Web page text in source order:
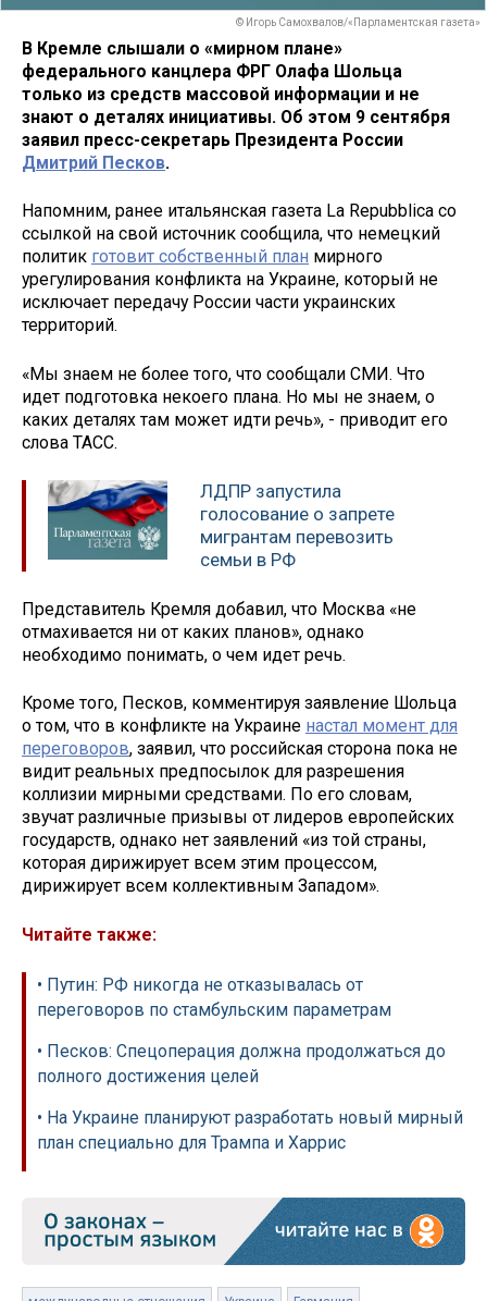
© Игорь Самохвалов/«Парламентская газета»
В Кремле слышали о «мирном плане»
федерального канцлера ФРГ Олафа Шольца
только из средств массовой информации и не
знают о деталях инициативы. Об этом 9 сентября
заявил пресс-секретарь Президента России
Дмитрий Песков.
Напомним, ранее итальянская газета La Repubblica со
ссылкой на свой источник сообщила, что немецкий
политик готовит собственный план мирного
урегулирования конфликта на Украине, который не
исключает передачу России части украинских
территорий.
«Мы знаем не более того, что сообщали СМИ. Что
идет подготовка некоего плана. Но мы не знаем, о
каких деталях там может идти речь», - приводит его
слова ТАСС.
ЛДПР запустила
голосование о запрете
мигрантам перевозить
семьи в РФ
Представитель Кремля добавил, что Москва «не
отмахивается ни от каких планов», однако
необходимо понимать, о чем идет речь.
Кроме того, Песков, комментируя заявление Шольца
о том, что в конфликте на Украине настал момент для
переговоров, заявил, что российская сторона пока не
видит реальных предпосылок для разрешения
коллизии мирными средствами. По его словам,
звучат различные призывы от лидеров европейских
государств, однако нет заявлений «из той страны,
которая дирижирует всем этим процессом,
дирижирует всем коллективным Западом».
Читайте также:
• Путин: РФ никогда не отказывалась от
переговоров по стамбульским параметрам
• Песков: Спецоперация должна продолжаться до
полного достижения целей
• На Украине планируют разработать новый мирный
план специально для Трампа и Харрис